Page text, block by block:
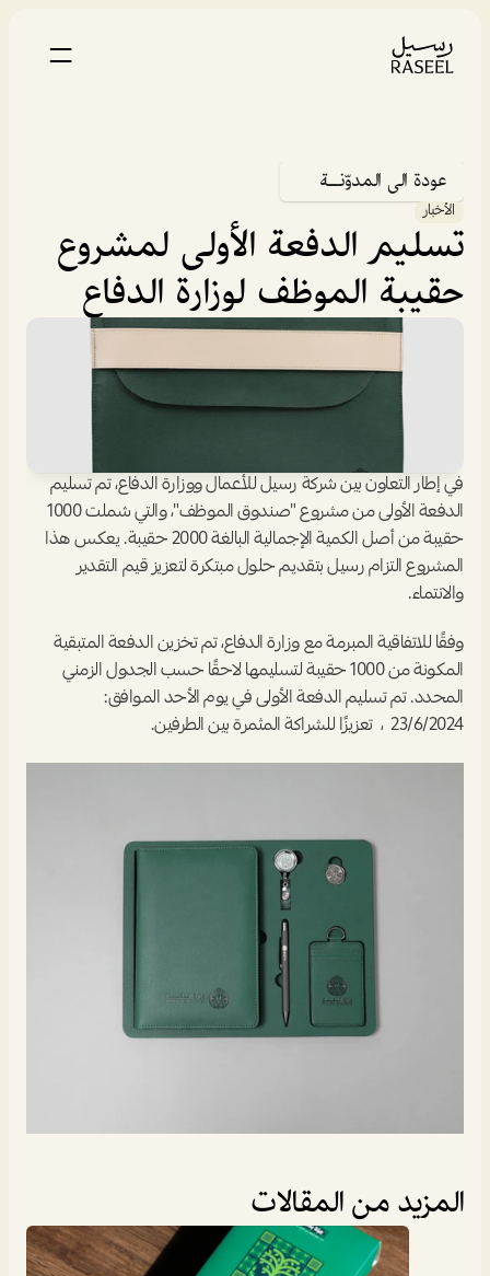
عودة الى المدوّنــة
الأخبار
حقيبة الموظف لوزارة الدفاع
الدفعة الأولى من مشروع "صندوق الموظف"، والتي شملت 1000
المشروع التزام رسيل بتقديم حلول مبتكرة لتعزيز قيم التقدير
والانتماء.
وفقًا للاتفاقية المبرمة مع وزارة الدفاع، تم تخزين الدفعة المتبقية
المكونة من 1000 حقيبة لتسليمها لاحقًا حسب الجدول الزمني
23/6/2024  ،  تعزيزًا للشراكة المثمرة بين الطرفين.
المزيد من المقالات